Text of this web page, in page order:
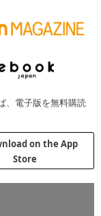
、電子版を無料購読